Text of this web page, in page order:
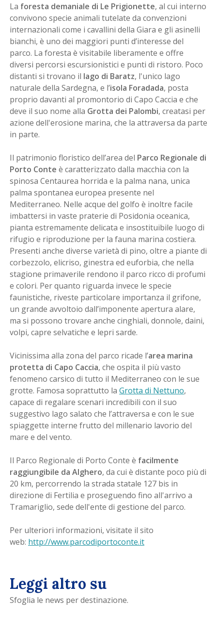
La foresta demaniale di Le Prigionette, al cui interno
convivono specie animali tutelate da convenzioni
internazionali come i cavallini della Giara e gli asinelli
bianchi, è uno dei maggiori punti d’interesse del
parco. La foresta è visitabile liberamente e offre
diversi percorsi escursionistici e punti di ristoro. Poco
distanti si trovano il lago di Baratz, l'unico lago
naturale della Sardegna, e l’isola Foradada, posta
proprio davanti al promontorio di Capo Caccia e che
deve il suo nome alla Grotta dei Palombi, creatasi per
azione dell'erosione marina, che la attraversa da parte
in parte.
Il patrimonio floristico dell’area del Parco Regionale di
Porto Conte è caratterizzato dalla macchia con la
spinosa Centaurea horrida e la palma nana, unica
palma spontanea europea presente nel
Mediterraneo. Nelle acque del golfo è inoltre facile
imbattersi in vaste praterie di Posidonia oceanica,
pianta estremamente delicata e insostituibile luogo di
rifugio e riproduzione per la fauna marina costiera.
Presenti anche diverse varietà di pino, oltre a piante di
corbezzolo, elicriso, ginestra ed euforbia, che nella
stagione primaverile rendono il parco ricco di profumi
e colori. Per quanto riguarda invece le specie
faunistiche, riveste particolare importanza il grifone,
un grande avvoltoio dall’imponente apertura alare,
ma si possono trovare anche cinghiali, donnole, daini,
volpi, capre selvatiche e lepri sarde.
Vicinissima alla zona del parco ricade l’area marina
protetta di Capo Caccia, che ospita il più vasto
fenomeno carsico di tutto il Mediterraneo con le sue
grotte. Famosa soprattutto la Grotta di Nettuno,
capace di regalare scenari incredibili con il suo
suggestivo lago salato che l’attraversa e con le sue
spiaggette interne frutto del millenario lavorio del
mare e del vento.
Il Parco Regionale di Porto Conte è facilmente
raggiungibile da Alghero, da cui è distante poco più di
20 km, percorrendo la strada statale 127 bis in
direzione di Fertilia e proseguendo fino all'arrivo a
Tramariglio, sede dell'ente di gestione del parco.
Per ulteriori informazioni, visitate il sito
web: http://www.parcodiportoconte.it
Leggi altro su
Sfoglia le news per destinazione.